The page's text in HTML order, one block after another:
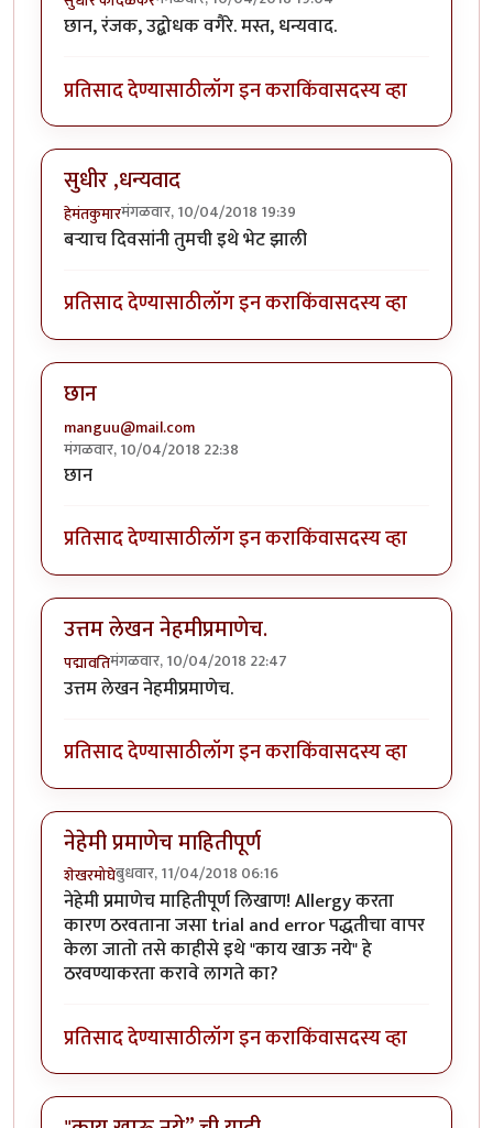
छान, रंजक, उद्बोधक वगैरे. मस्त, धन्यवाद.
प्रतिसाद देण्यासाठीलॉग इन कराकिंवासदस्य व्हा
सुधीर ,धन्यवाद
हेमंतकुमारमंगळवार, 10/04/2018 19:39
बऱ्याच दिवसांनी तुमची इथे भेट झाली
प्रतिसाद देण्यासाठीलॉग इन कराकिंवासदस्य व्हा
छान
manguu@mail.com
मंगळवार, 10/04/2018 22:38
छान
प्रतिसाद देण्यासाठीलॉग इन कराकिंवासदस्य व्हा
उत्तम लेखन नेहमीप्रमाणेच.
पद्मावतिमंगळवार, 10/04/2018 22:47
उत्तम लेखन नेहमीप्रमाणेच.
प्रतिसाद देण्यासाठीलॉग इन कराकिंवासदस्य व्हा
नेहेमी प्रमाणेच माहितीपूर्ण
शेखरमोघेबुधवार, 11/04/2018 06:16
नेहेमी प्रमाणेच माहितीपूर्ण लिखाण! Allergy करता
कारण ठरवताना जसा trial and error पद्धतीचा वापर
केला जातो तसे काहीसे इथे "काय खाऊ नये" हे
ठरवण्याकरता करावे लागते का?
प्रतिसाद देण्यासाठीलॉग इन कराकिंवासदस्य व्हा